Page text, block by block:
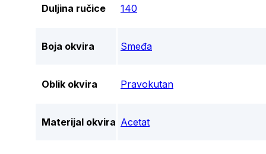
Duljina ručice 140
Boja okvira Smeđa
Oblik okvira Pravokutan
Materijal okvira Acetat